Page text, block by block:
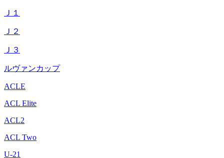
Ｊ１
Ｊ２
Ｊ３
ルヴァンカップ
ACLE
ACL Elite
ACL2
ACL Two
U-21